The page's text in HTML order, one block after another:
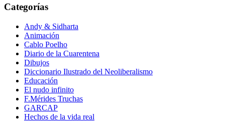
Categorías
Andy & Sidharta
Animación
Cablo Poelho
Diario de la Cuarentena
Dibujos
Diccionario Ilustrado del Neoliberalismo
Educación
El nudo infinito
F.Mérides Truchas
GARCAP
Hechos de la vida real